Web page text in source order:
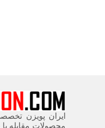
ایران پویزن
محصولات مقابله